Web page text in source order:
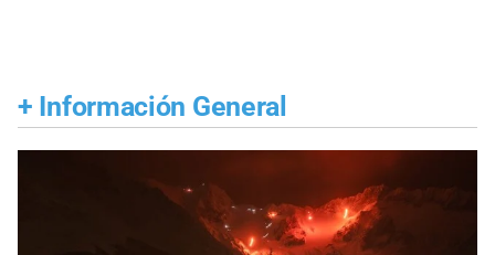
+ Información General